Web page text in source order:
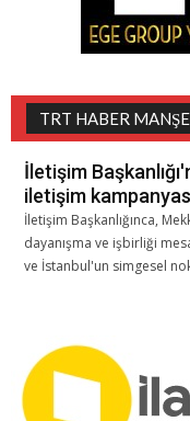
TRT HABER
İletişim
iletişim
İletişim Başkanlığınca,
dayanışma ve işbirliği
ve İstanbul'un simgesel